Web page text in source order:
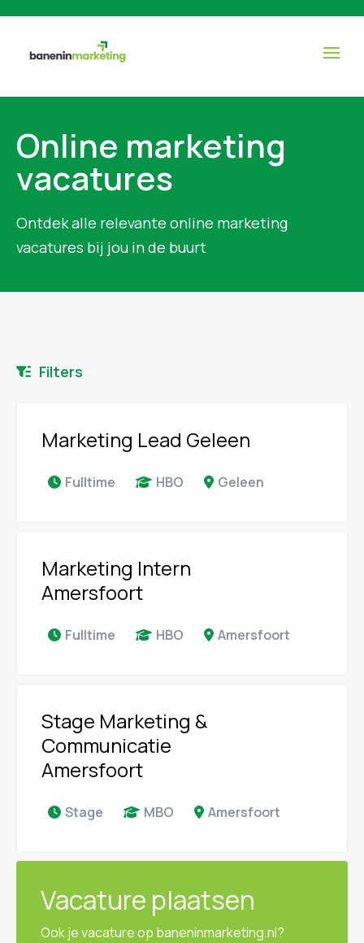
Online marketing
vacatures
Ontdek alle relevante online marketing
vacatures bij jou in de buurt
Filters
Marketing Lead Geleen
Fulltime HBO Geleen
Marketing Intern
Amersfoort
Fulltime HBO Amersfoort
Stage Marketing &
Communicatie
Amersfoort
Stage MBO Amersfoort
Vacature plaatsen
Ook je vacature op baneninmarketing.nl?